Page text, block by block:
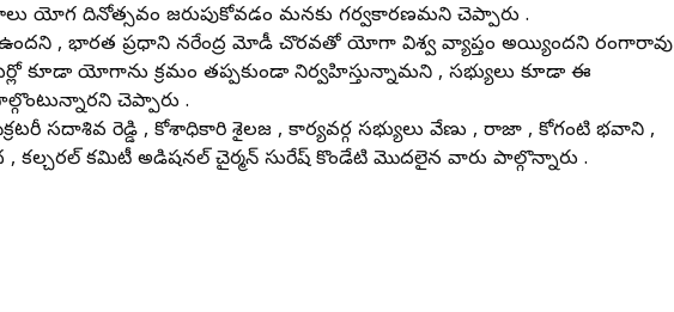
యోగ దినోత్సవం జరుపుకోవడం మనకు గర్వకారణమని చెప్పారు .
, భారత ప్రధాని నరేంద్ర మోడీ చొరవతో యోగా విశ్వ వ్యాప్తం అయ్యిందని రంగారావు
కూడా యోగాను క్రమం తప్పకుండా నిర్వహిస్తున్నామని , సభ్యులు కూడా ఈ
చెప్పారు .
సదాశివ రెడ్డి , కోశాధికారి శైలజ , కార్యవర్గ సభ్యులు వేణు , రాజా , కోగంటి భవాని ,
కమిటీ అడిషనల్ చైర్మన్ సురేష్ కొండేటి మొదలైన వారు పాల్గొన్నారు .